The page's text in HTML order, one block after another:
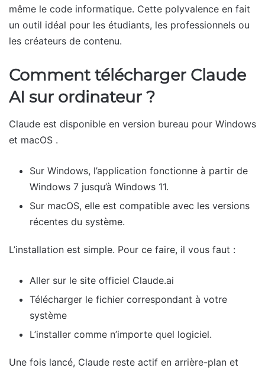
même le code informatique. Cette polyvalence en fait
un outil idéal pour les étudiants, les professionnels ou
les créateurs de contenu.
Comment télécharger Claude
AI sur ordinateur ?
Claude est disponible en version bureau pour Windows
et macOS .
Sur Windows, l’application fonctionne à partir de
Windows 7 jusqu’à Windows 11.
Sur macOS, elle est compatible avec les versions
récentes du système.
L’installation est simple. Pour ce faire, il vous faut :
Aller sur le site officiel Claude.ai
Télécharger le fichier correspondant à votre
système
L’installer comme n’importe quel logiciel.
Une fois lancé, Claude reste actif en arrière-plan et